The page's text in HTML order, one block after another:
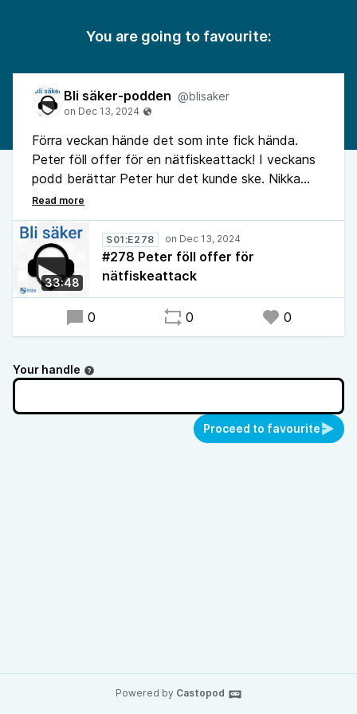
You are going to favourite:
Bli säker-podden @blisaker
Förra veckan hände det som inte fick hända.
Peter föll offer för en nätfiskeattack! I veckans
podd berättar Peter hur det kunde ske. Nikka
förklarar varför angriparnas pågående
nätfiskekampanj är den bästa sådana som han
har varit med om.
33:48
S01:E278
#278 Peter föll offer för
nätfiskeattack
0 0 0
Your handle
Proceed to favourite
Powered by Castopod